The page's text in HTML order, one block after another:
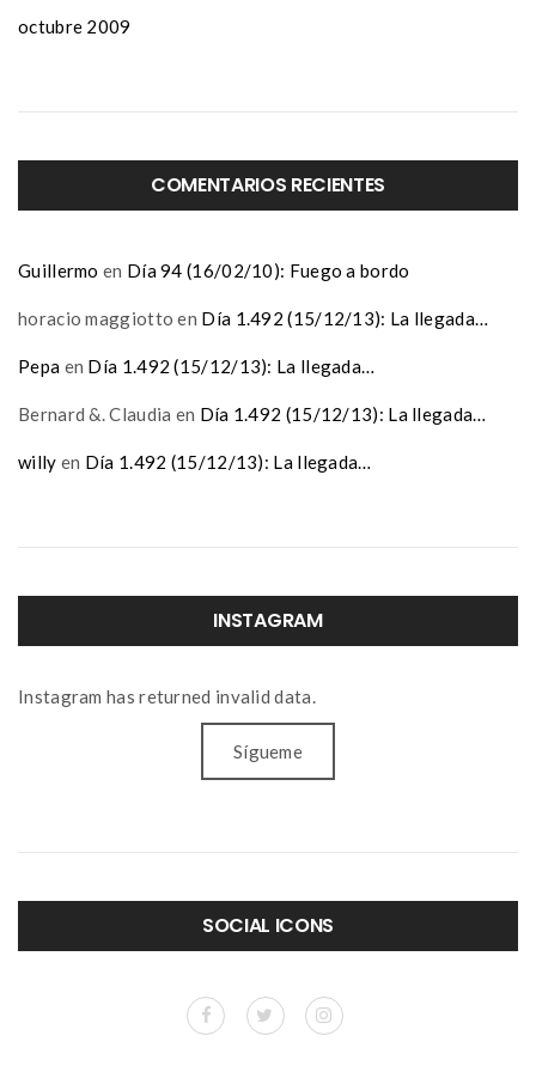
octubre 2009
COMENTARIOS RECIENTES
Guillermo en Día 94 (16/02/10): Fuego a bordo
horacio maggiotto en Día 1.492 (15/12/13): La llegada…
Pepa en Día 1.492 (15/12/13): La llegada…
Bernard &. Claudia en Día 1.492 (15/12/13): La llegada…
willy en Día 1.492 (15/12/13): La llegada…
INSTAGRAM
Instagram has returned invalid data.
Sígueme
SOCIAL ICONS